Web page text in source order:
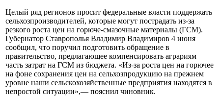
Целый ряд регионов просит федеральные власти поддержать
сельхозпроизводителей, которые могут пострадать из-за
резкого роста цен на горюче-смазочные материалы (ГСМ).
Губернатор Ставрополья Владимир Владимиров 4 июня
сообщил, что поручил подготовить обращение в
правительство, предлагающее компенсировать аграриям
часть затрат на ГСМ из бюджета. «Из-за роста цен на горючее
на фоне сохранения цен на сельхозпродукцию на прежнем
уровне наши сельскохозяйственные предприятия находятся в
непростой ситуации»,— пояснил чиновник.